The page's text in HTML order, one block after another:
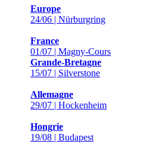
Europe
24/06 | Nürburgring
France
01/07 | Magny-Cours
Grande-Bretagne
15/07 | Silverstone
Allemagne
29/07 | Hockenheim
Hongrie
19/08 | Budapest